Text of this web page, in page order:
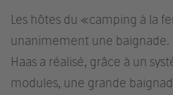
Les hôtes du «camping à la
unanimement une baignade.
Haas a réalisé, grâce à un
modules, une grande